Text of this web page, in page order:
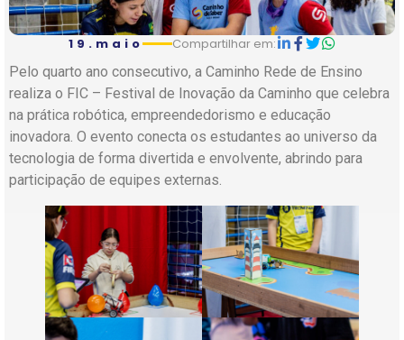
19.maio
Compartilhar em:
Pelo quarto ano consecutivo, a Caminho Rede de Ensino
realiza o FIC – Festival de Inovação da Caminho que celebra
na prática robótica, empreendedorismo e educação
inovadora. O evento conecta os estudantes ao universo da
tecnologia de forma divertida e envolvente, abrindo para
participação de equipes externas.